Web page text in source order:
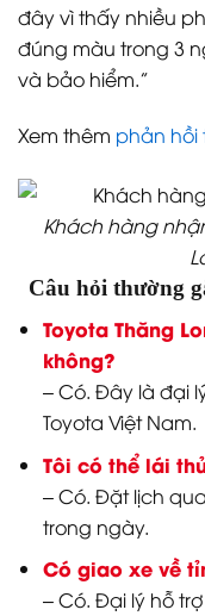
đây vì thấy nhiều
đúng màu trong 3
và bảo hiểm.”
Xem thêm phản hồi
Khách hàng
Câu hỏi thường
Toyota Thăng
không?
– Có. Đây là đại
Toyota Việt Nam.
Tôi có thể lái
– Có. Đặt lịch
trong ngày.
Có giao xe về
– Có. Đại lý hỗ